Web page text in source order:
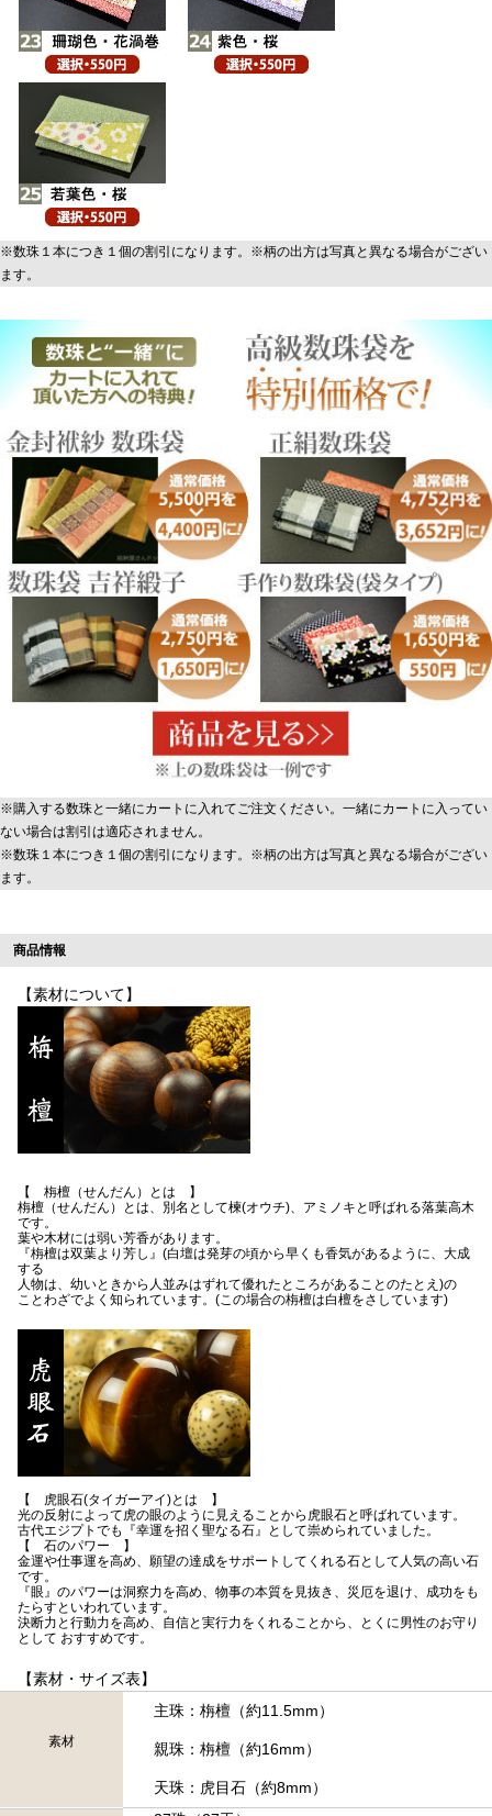
※数珠１本につき１個の割引になります。※柄の出方は写真と異なる場合がござい
ます。
※購入する数珠と一緒にカートに入れてご注文ください。一緒にカートに入ってい
ない場合は割引は適応されません。
※数珠１本につき１個の割引になります。※柄の出方は写真と異なる場合がござい
ます。
商品情報
【素材について】
【 栴檀（せんだん）とは 】
栴檀（せんだん）とは、別名として楝(オウチ)、アミノキと呼ばれる落葉高木
です。
葉や木材には弱い芳香があります。
『栴檀は双葉より芳し』(白壇は発芽の頃から早くも香気があるように、大成
する
人物は、幼いときから人並みはずれて優れたところがあることのたとえ)の
ことわざでよく知られています。(この場合の栴檀は白檀をさしています)
【 虎眼石(タイガーアイ)とは 】
光の反射によって虎の眼のように見えることから虎眼石と呼ばれています。
古代エジプトでも『幸運を招く聖なる石』として崇められていました。
【 石のパワー 】
金運や仕事運を高め、願望の達成をサポートしてくれる石として人気の高い石
です。
『眼』のパワーは洞察力を高め、物事の本質を見抜き、災厄を退け、成功をも
たらすといわれています。
決断力と行動力を高め、自信と実行力をくれることから、とくに男性のお守り
として おすすめです。
【素材・サイズ表】
素材
主珠：栴檀（約11.5mm）
親珠：栴檀（約16mm）
天珠：虎目石（約8mm）